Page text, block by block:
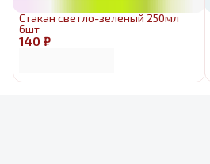
140 ₽
Стакан светло-зеленый 250мл
6шт